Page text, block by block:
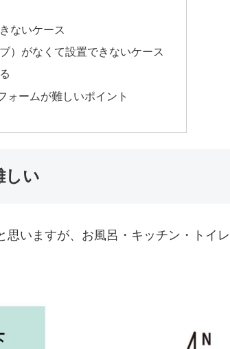
ないケース
）がなくて設置できないケース
ォームが難しいポイント
しい
いますが、お風呂・キッチン・トイレ